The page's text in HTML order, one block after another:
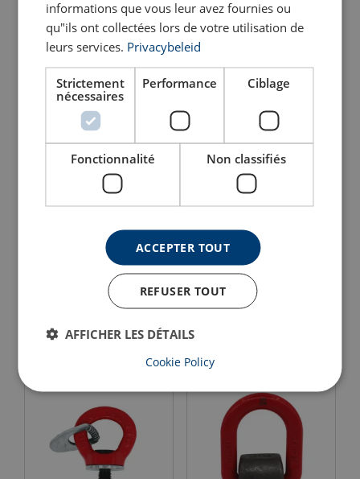
Anneau de levage mâle
POWERTEX LP580
Voir le produit
Anneau de levage femelle
Voir le produit
Anneau de levage articulé
avec roulement à billes
POWERTEX LPB
Anneau à tréteau à vis
POWERTEX LPD
informations que vous leur avez fournies ou
qu"ils ont collectées lors de votre utilisation de
leurs services. Privacybeleid
Strictement
nécessaires
Performance Ciblage
Fonctionnalité Non classifiés
ACCEPTER TOUT
REFUSER TOUT
AFFICHER LES DÉTAILS
Cookie Policy